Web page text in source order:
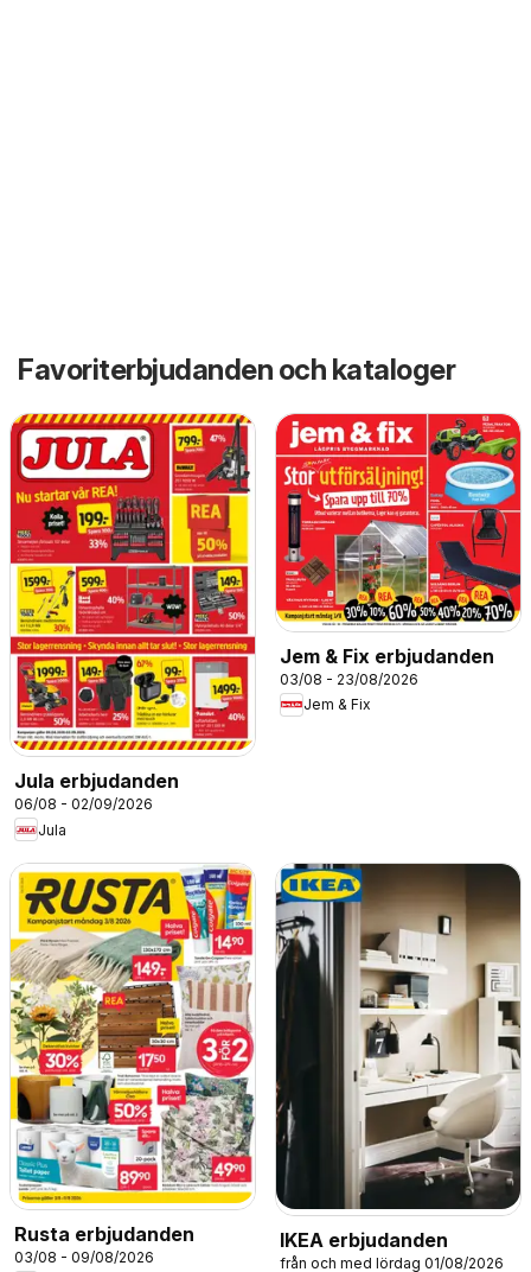
Favoriterbjudanden och kataloger
Jula erbjudanden
06/08 - 02/09/2026
Jula
Jem & Fix erbjudanden
03/08 - 23/08/2026
Jem & Fix
Rusta erbjudanden
03/08 - 09/08/2026
IKEA erbjudanden
från och med lördag 01/08/2026